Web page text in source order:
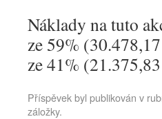
Náklady na tuto
ze 59%
ze 41%
Příspěvek byl publikován v
záložky.